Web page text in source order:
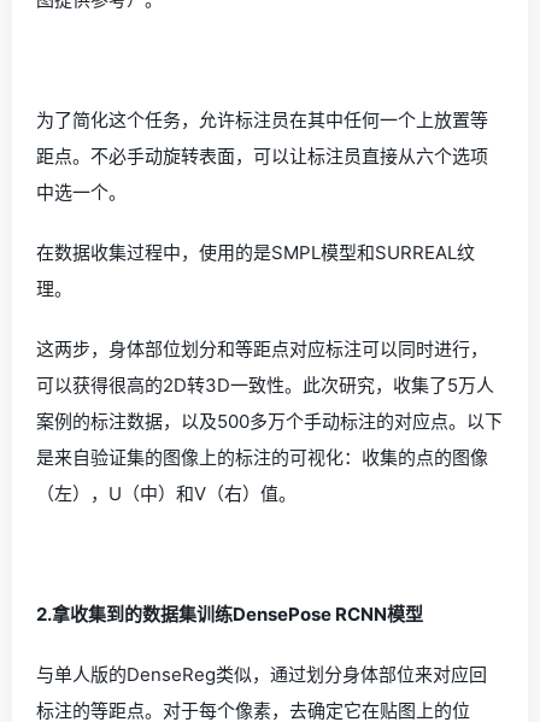
为了简化这个任务，允许标注员在其中任何一个上放置等
距点。不必手动旋转表面，可以让标注员直接从六个选项
中选一个。
在数据收集过程中，使用的是SMPL模型和SURREAL纹
理。
这两步，身体部位划分和等距点对应标注可以同时进行，
可以获得很高的2D转3D一致性。此次研究，收集了5万人
案例的标注数据，以及500多万个手动标注的对应点。以下
是来自验证集的图像上的标注的可视化：收集的点的图像
（左），U（中）和V（右）值。
2.拿收集到的数据集训练DensePose RCNN模型
与单人版的DenseReg类似，通过划分身体部位来对应回
标注的等距点。对于每个像素，去确定它在贴图上的位